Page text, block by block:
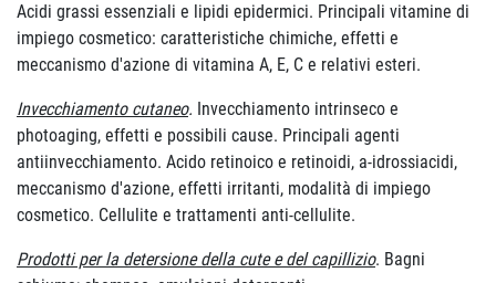
Acidi grassi essenziali e lipidi epidermici. Principali vitamine di
impiego cosmetico: caratteristiche chimiche, effetti e
meccanismo d'azione di vitamina A, E, C e relativi esteri.
Invecchiamento cutaneo. Invecchiamento intrinseco e
photoaging, effetti e possibili cause. Principali agenti
antiinvecchiamento. Acido retinoico e retinoidi, a-idrossiacidi,
meccanismo d'azione, effetti irritanti, modalità di impiego
cosmetico. Cellulite e trattamenti anti-cellulite.
Prodotti per la detersione della cute e del capillizio. Bagni